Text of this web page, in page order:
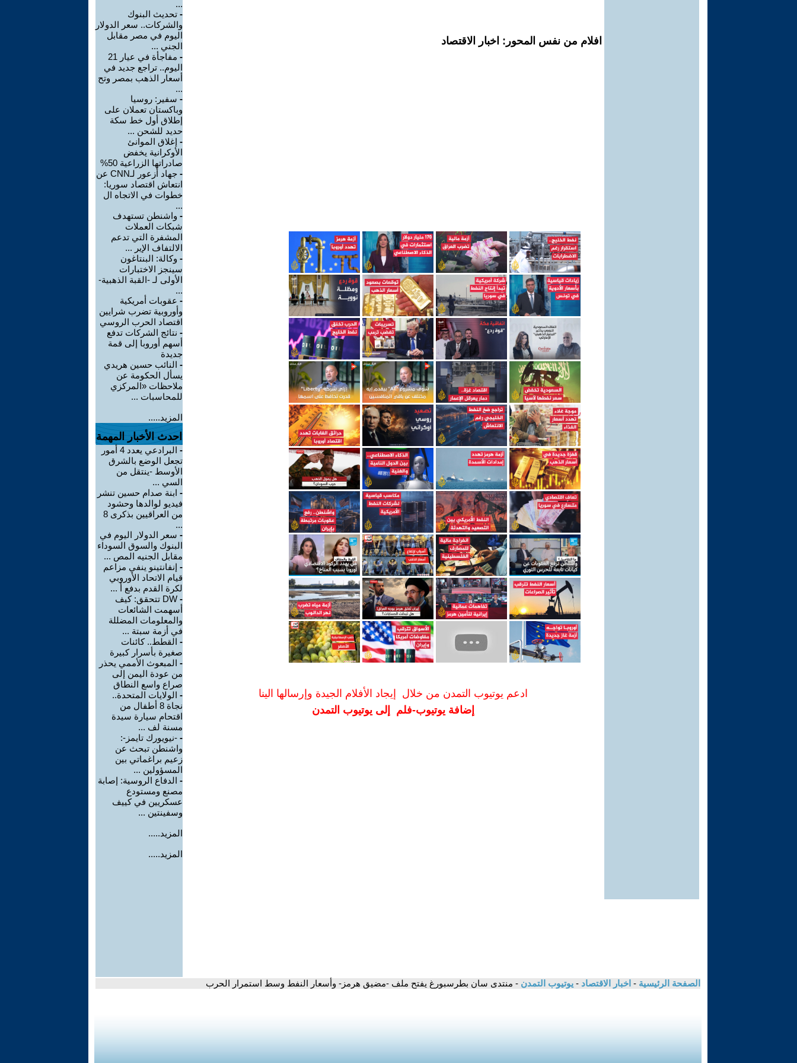
افلام من نفس المحور: اخبار الاقتصاد
ادعم يوتيوب التمدن من خلال إيجاد الأفلام الجيدة وإرسالها الينا
إضافة يوتيوب-فلم إلى يوتيوب التمدن
...
- تحديث البنوك
والشركات.. سعر الدولار
اليوم في مصر مقابل
الجني ...
-
مفاجأة في عيار 21
اليوم.. تراجع جديد في
أسعار الذهب بمصر وتح
...
- سفير: روسيا
وباكستان تعملان على
إطلاق أول خط سكة
حديد للشحن ...
- إغلاق الموانئ
الأوكرانية يخفض
صادراتها الزراعية 50%
-
جهاد أزعور لـCNN عن
انتعاش اقتصاد سوريا:
خطوات في الاتجاه ال
...
- واشنطن تستهدف
شبكات العملات
المشفرة التي تدعم
الالتفاف الإير ...
- وكالة: البنتاغون
سينجز الاختبارات
الأولى لـ -القبة الذهبية-
...
- عقوبات أمريكية
وأوروبية تضرب شرايين
اقتصاد الحرب الروسي
- نتائج الشركات تدفع
أسهم أوروبا إلى قمة
جديدة
- النائب حسين هريدي
يسأل الحكومة عن
ملاحظات «المركزي
للمحاسبات ...
المزيد.....
احدث الأخبار المهمة
-
البرادعي يعدد 4 أمور
تجعل الوضع بالشرق
الأوسط -ينتقل من
السي ...
- ابنة صدام حسين تنشر
فيديو لوالدها وحشود
من العراقيين بذكرى 8
...
- سعر الدولار اليوم في
البنوك والسوق السوداء
مقابل الجنيه المص ...
- إنفانتينو ينفي مزاعم
قيام الاتحاد الأوروبي
لكرة القدم بدفع أ ...
-
DW تتحقق: كيف
أسهمت الشائعات
والمعلومات المضللة
في أزمة سبتة ...
- القطط.. كائنات
صغيرة بأسرار كبيرة
- المبعوث الأممي يحذر
من عودة اليمن إلى
صراع واسع النطاق
- الولايات المتحدة..
نجاة 8 أطفال من
اقتحام سيارة سيدة
مسنة لف ...
- -نيويورك تايمز-:
واشنطن تبحث عن
زعيم براغماتي بين
المسؤولين ...
- الدفاع الروسية: إصابة
مصنع ومستودع
عسكريين في كييف
وسفينتين ...
المزيد.....
المزيد.....
الصفحة الرئيسية - اخبار الاقتصاد - يوتيوب التمدن - منتدى سان بطرسبورغ يفتح ملف -مضيق هرمز- وأسعار النفط وسط استمرار الحرب